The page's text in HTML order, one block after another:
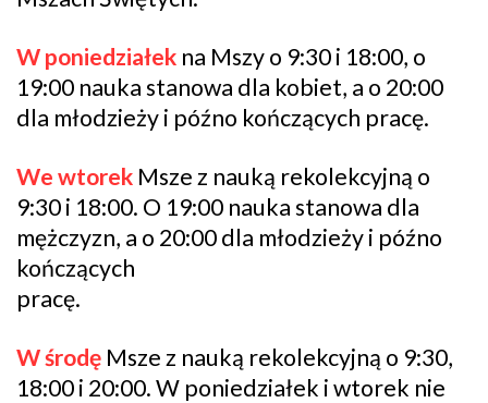
W poniedziałek na Mszy o 9:30 i 18:00, o
19:00 nauka stanowa dla kobiet, a o 20:00
dla młodzieży i późno kończących pracę.
We wtorek Msze z nauką rekolekcyjną o
9:30 i 18:00. O 19:00 nauka stanowa dla
mężczyzn, a o 20:00 dla młodzieży i późno
kończących
pracę.
W środę Msze z nauką rekolekcyjną o 9:30,
18:00 i 20:00. W poniedziałek i wtorek nie